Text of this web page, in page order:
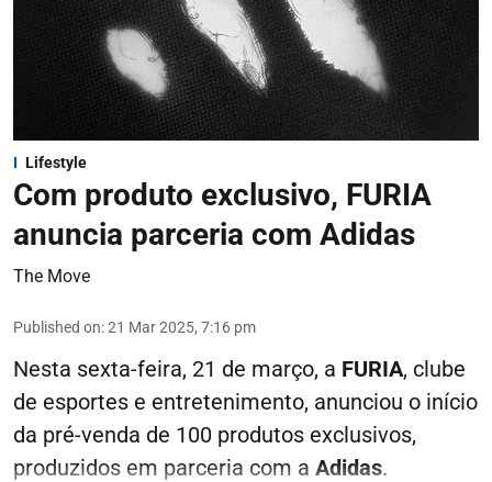
Lifestyle
Com produto exclusivo, FURIA
anuncia parceria com Adidas
The Move
Published on:21 Mar 2025, 7:16 pm
Nesta sexta-feira, 21 de março, a FURIA, clube
de esportes e entretenimento, anunciou o início
da pré-venda de 100 produtos exclusivos,
produzidos em parceria com a Adidas.